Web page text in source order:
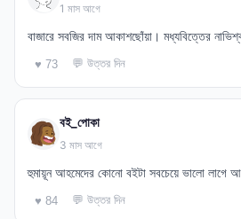
1 মাস আগে
বাজারে সবজির দাম আকাশছোঁয়া। মধ্যবিত্তের
♥ 73 💬 উত্তর দিন
বই_পোকা
3 মাস আগে
হুমায়ূন আহমেদের কোনো বইটা সবচেয়ে ভালো লাগে
♥ 84 💬 উত্তর দিন